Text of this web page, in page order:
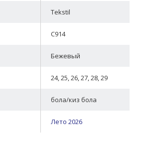
Tekstil
C914
Бежевый
24, 25, 26, 27, 28, 29
бола/киз бола
Лето 2026